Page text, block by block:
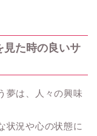
見た時の良いサ
夢は、人々の興味
状況や心の状態に